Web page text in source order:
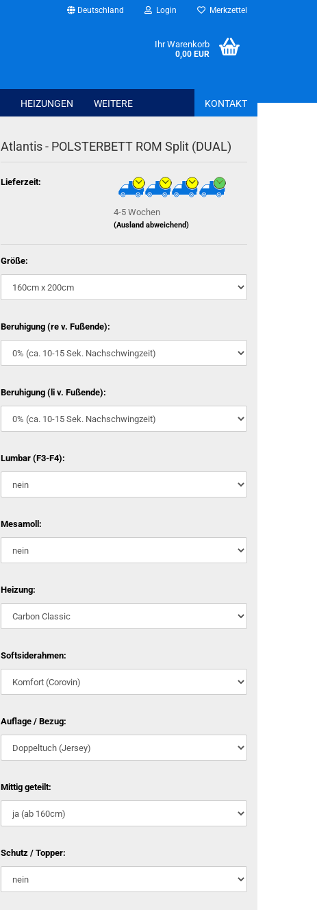
Deutschland Login Merkzettel
Ihr Warenkorb
0,00 EUR
HEIZUNGEN KONTAKT
WEITERE
Haus - Freizeit - Garten anzeigen
Kitchenline - Stricker
Atlantis - POLSTERBETT ROM Split (DUAL)
Lieferzeit:
4-5 Wochen
(Ausland abweichend)
Größe:
Beruhigung (re v. Fußende):
Beruhigung (li v. Fußende):
Lumbar (F3-F4):
Mesamoll:
Heizung:
Softsiderahmen:
Auflage / Bezug:
Mittig geteilt:
Schutz / Topper: